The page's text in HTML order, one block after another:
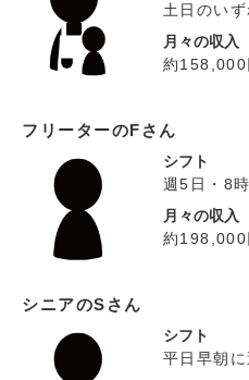
土日のい
月々の収入
約158,000
フリーターのFさん
シフト
週5日・8
月々の収入
約198,000
シニアのSさん
シフト
平日早朝